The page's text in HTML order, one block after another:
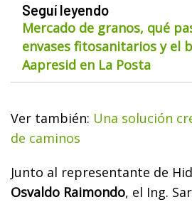
Seguí leyendo
Mercado de granos, qué
envases fitosanitarios y el
Aapresid en La Posta
Ver también: Una solución
de caminos
Junto al representante de
Osvaldo Raimondo, el Ing.